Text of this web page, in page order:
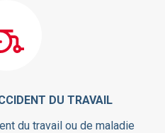
DU TRAVAIL
du travail ou de maladie